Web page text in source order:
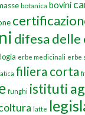
botanica bovini
difesa
erbe medicinali erbe
filiera corta
funghi istituti
latte